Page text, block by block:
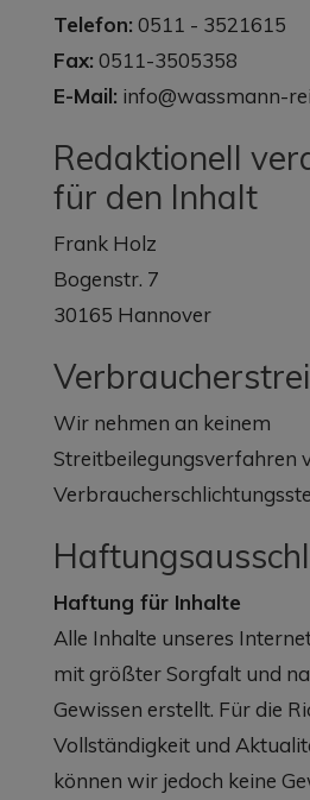
Telefon: 0511 - 3521615
Fax: 0511-3505358
E-Mail: info@wassmann-
Redaktionell
für den Inhalt
Frank Holz
Bogenstr. 7
30165 Hannover
Wir nehmen an keinem
Streitbeilegungsverfahren
Haftung für Inhalte
Alle Inhalte unseres
mit größter Sorgfalt und
Gewissen erstellt. Für die
Vollständigkeit und
können wir jedoch keine